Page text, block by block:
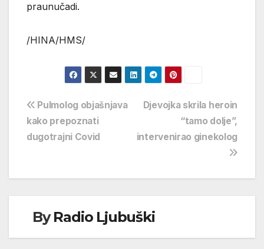
praunučadi.
/HINA/HMS/
Navigacija
objava
Djevojka skrila heroin
“tamo dolje”,
intervenirao ginekolog
Pulmolog objašnjava
kako prepoznati
dugotrajni Covid
ByRadio Ljubuški